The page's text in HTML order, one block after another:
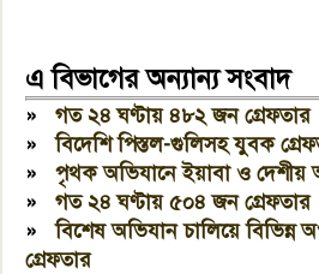
এ বিভাগের অন্যান্য সংবাদ
»গত ২৪ ঘণ্টায় ৪৮২ জন গ্রেফতার
»বিদেশি পিস্তল-গুলিসহ যুবক
»পৃথক অভিযানে ইয়াবা ও দেশীয়
»গত ২৪ ঘণ্টায় ৫০৪ জন গ্রেফতার
»বিশেষ অভিযান চালিয়ে
গ্রেফতার